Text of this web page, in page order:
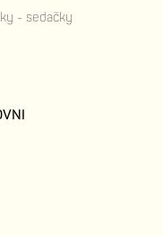
- sedačky